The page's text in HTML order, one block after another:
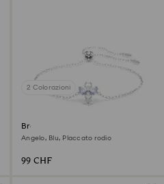
2 Colorazioni
Braccialetto Magic
Angelo, Blu, Placcato rodio
99 CHF